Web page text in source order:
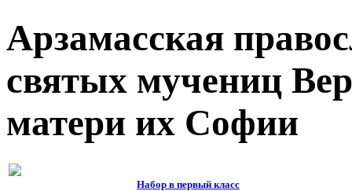
Арзамасская
святых мучениц
матери их Софии
Набор в первый класс